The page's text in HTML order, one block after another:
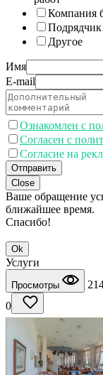
Компания
Другое
Имя
E-mail
Ознакомлен с
Согласен с
Согласие на
Отправить
Close
Ваше обращение
ближайшее время.
Спасибо!
Ok
Услуги
Просмотры
0